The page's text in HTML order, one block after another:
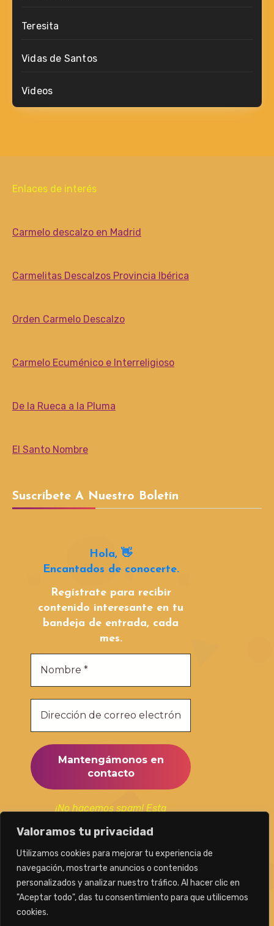
Valoramos tu privacidad
Utilizamos cookies para mejorar tu experiencia de
navegación, mostrarte anuncios o contenidos
personalizados y analizar nuestro tráfico. Al hacer clic en
"Aceptar todo", das tu consentimiento para que utilicemos
cookies.
Teresita
Vidas de Santos
Videos
Enlaces de interés
Carmelo descalzo en Madrid
Carmelitas Descalzos Provincia Ibérica
Orden Carmelo Descalzo
Carmelo Ecuménico e Interreligioso
De la Rueca a la Pluma
El Santo Nombre
Suscríbete A Nuestro Boletín
Hola, 👋
Encantados de conocerte.
Regístrate para recibir
contenido interesante en tu
bandeja de entrada, cada
mes.
¡No hacemos spam! Esta
únicamente para mantenerte al
día de nuestras publicaciones.